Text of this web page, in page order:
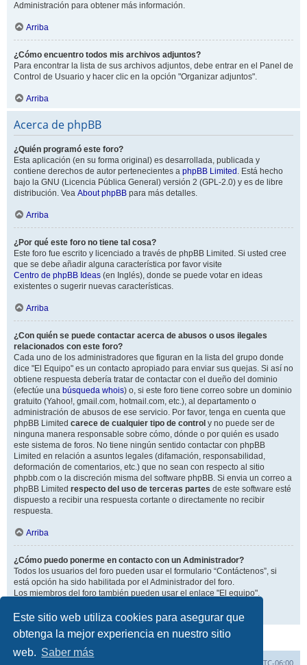
Este sitio web utiliza cookies para asegurar que
obtenga la mejor experiencia en nuestro sitio
web. Saber más
Administración para obtener más información.
Arriba
¿Cómo encuentro todos mis archivos adjuntos?
Para encontrar la lista de sus archivos adjuntos, debe entrar en el Panel de
Control de Usuario y hacer clic en la opción "Organizar adjuntos".
Arriba
Acerca de phpBB
¿Quién programó este foro?
Esta aplicación (en su forma original) es desarrollada, publicada y
contiene derechos de autor pertenecientes a phpBB Limited . Está hecho
bajo la GNU (Licencia Pública General) versión 2 (GPL-2.0) y es de libre
distribución. Vea About phpBB para más detalles.
Arriba
¿Por qué este foro no tiene tal cosa?
Este foro fue escrito y licenciado a través de phpBB Limited. Si usted cree
que se debe añadir alguna característica por favor visite
Centro de phpBB Ideas (en Inglés), donde se puede votar en ideas
existentes o sugerir nuevas características.
Arriba
¿Con quién se puede contactar acerca de abusos o usos ilegales
relacionados con este foro?
Cada uno de los administradores que figuran en la lista del grupo donde
dice "El Equipo" es un contacto apropiado para enviar sus quejas. Si así no
obtiene respuesta debería tratar de contactar con el dueño del dominio
(efectúe una búsqueda whois) o, si este foro tiene correo sobre un dominio
gratuito (Yahoo!, gmail.com, hotmail.com, etc.), al departamento o
administración de abusos de ese servicio. Por favor, tenga en cuenta que
phpBB Limited carece de cualquier tipo de control y no puede ser de
ninguna manera responsable sobre cómo, dónde o por quién es usado
este sistema de foros. No tiene ningún sentido contactar con phpBB
Limited en relación a asuntos legales (difamación, responsabilidad,
deformación de comentarios, etc.) que no sean con respecto al sitio
phpbb.com o la discreción misma del software phpBB. Si envia un correo a
phpBB Limited respecto del uso de terceras partes de este software esté
dispuesto a recibir una respuesta cortante o directamente no recibir
respuesta.
Arriba
¿Cómo puedo ponerme en contacto con un Administrador?
Todos los usuarios del foro pueden usar el formulario “Contáctenos”, si
está opción ha sido habilitada por el Administrador del foro.
Los miembros del foro también pueden usar el enlace "El equipo".
Arriba
UTC-06:00